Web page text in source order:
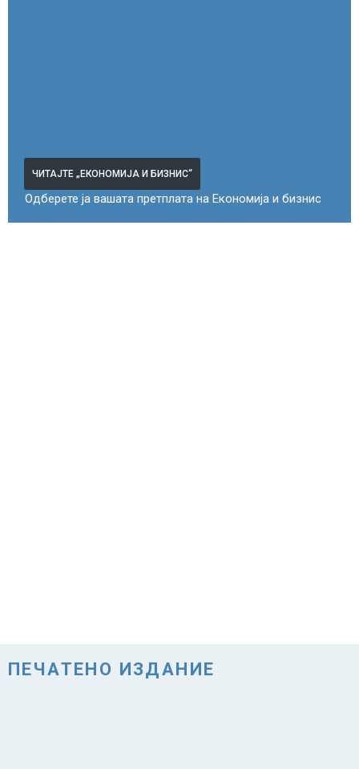
ЧИТАЈТЕ „ЕКОНОМИЈА И БИЗНИС“
Одберете ја вашата претплата на Економија и бизнис
ПЕЧАТЕНО ИЗДАНИЕ